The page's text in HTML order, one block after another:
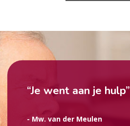
“Je went aan je hulp”
- Mw. van der Meulen